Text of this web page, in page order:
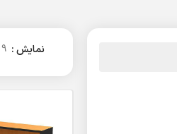
نمایش 9